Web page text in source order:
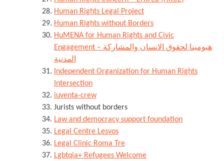
Human Rights Legal Project
Human Rights without Borders
HuMENA for Human Rights and Civic
Engagement – هيومينا لحقوق الانسان والمشاركة
المدنية
Independent Organization for Human Rights
Intersection
iuventa-crew
Jurists without borders
Law and democracy support foundation
Legal Centre Lesvos
Legal Clinic Roma Tre
Lgbtqia+ Refugees Welcome